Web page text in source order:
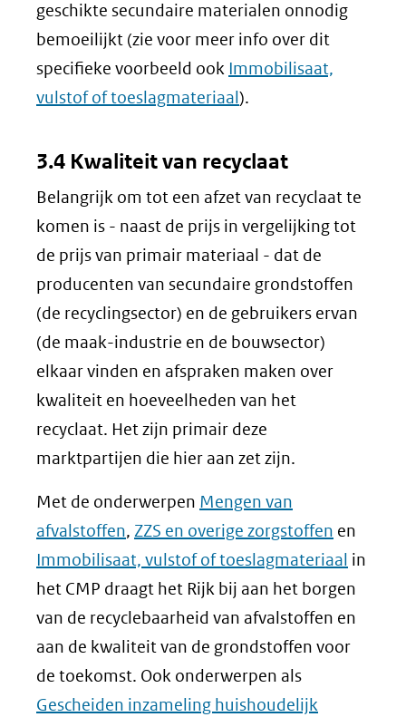
geschikte secundaire materialen onnodig
bemoeilijkt (zie voor meer info over dit
specifieke voorbeeld ook Immobilisaat,
vulstof of toeslagmateriaal).
3.4 Kwaliteit van recyclaat
Belangrijk om tot een afzet van recyclaat te
komen is - naast de prijs in vergelijking tot
de prijs van primair materiaal - dat de
producenten van secundaire grondstoffen
(de recyclingsector) en de gebruikers ervan
(de maak-industrie en de bouwsector)
elkaar vinden en afspraken maken over
kwaliteit en hoeveelheden van het
recyclaat. Het zijn primair deze
marktpartijen die hier aan zet zijn.
Met de onderwerpen Mengen van
afvalstoffen, ZZS en overige zorgstoffen en
Immobilisaat, vulstof of toeslagmateriaal in
het CMP draagt het Rijk bij aan het borgen
van de recyclebaarheid van afvalstoffen en
aan de kwaliteit van de grondstoffen voor
de toekomst. Ook onderwerpen als
Gescheiden inzameling huishoudelijk